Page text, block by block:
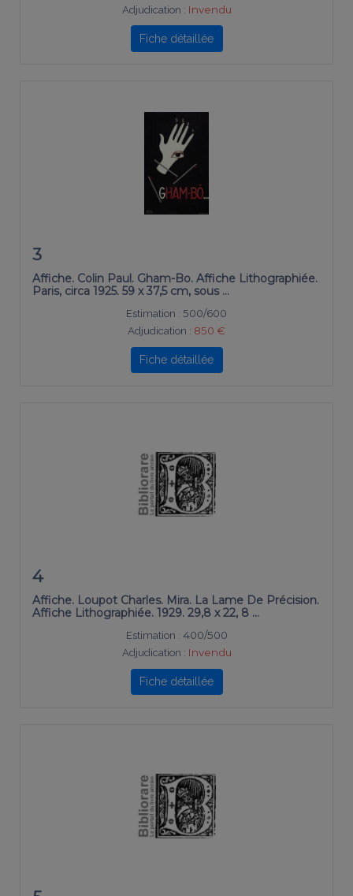
Adjudication : Invendu
Fiche détaillée
3
Affiche. Colin Paul. Gham-Bo. Affiche Lithographiée.
Paris, circa 1925. 59 x 37,5 cm, sous …
Estimation : 500/600
Adjudication : 850 €
Fiche détaillée
4
Affiche. Loupot Charles. Mira. La Lame De Précision.
Affiche Lithographiée. 1929. 29,8 x 22, 8 …
Estimation : 400/500
Adjudication : Invendu
Fiche détaillée